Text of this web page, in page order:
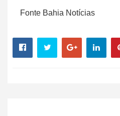
Fonte Bahia Notícias